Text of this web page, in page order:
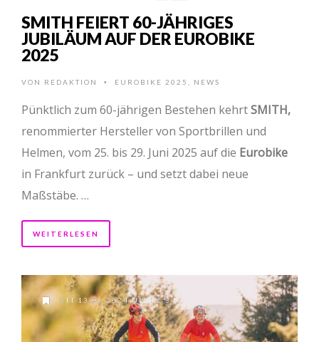
SMITH FEIERT 60-JÄHRIGES
JUBILÄUM AUF DER EUROBIKE
2025
VON REDAKTION • EUROBIKE 2025 NEWS
Pünktlich zum 60-jährigen Bestehen kehrtSMITH,
renommierter Hersteller von Sportbrillen und
Helmen, vom 25. bis 29. Juni 2025 auf die Eurobike
in Frankfurt zurück – und setzt dabei neue
Maßstäbe. …
WEITERLESEN
AM 13.05.2024 UM 12:34